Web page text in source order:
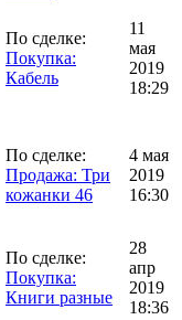
По сделке:
Покупка:
Кабель
11
мая
2019
18:29
По сделке:
Продажа: Три
кожанки 46
4 мая
2019
16:30
По сделке:
Покупка:
Книги разные
28
апр
2019
18:36